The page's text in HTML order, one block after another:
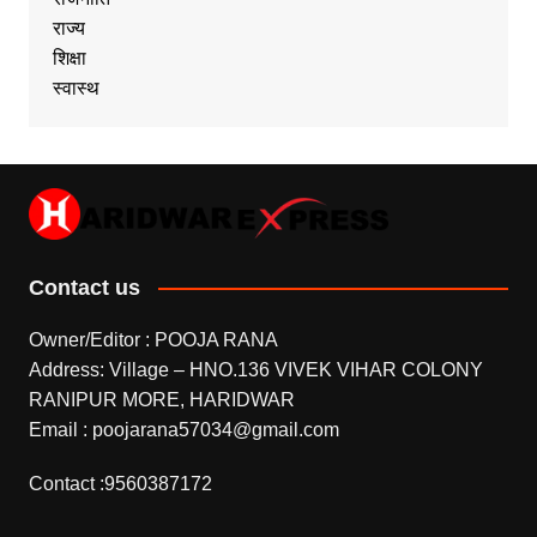
राज्य
शिक्षा
स्वास्थ
Contact us
Owner/Editor : POOJA RANA
Address: Village – HNO.136 VIVEK VIHAR COLONY
RANIPUR MORE, HARIDWAR
Email : poojarana57034@gmail.com
Contact :9560387172